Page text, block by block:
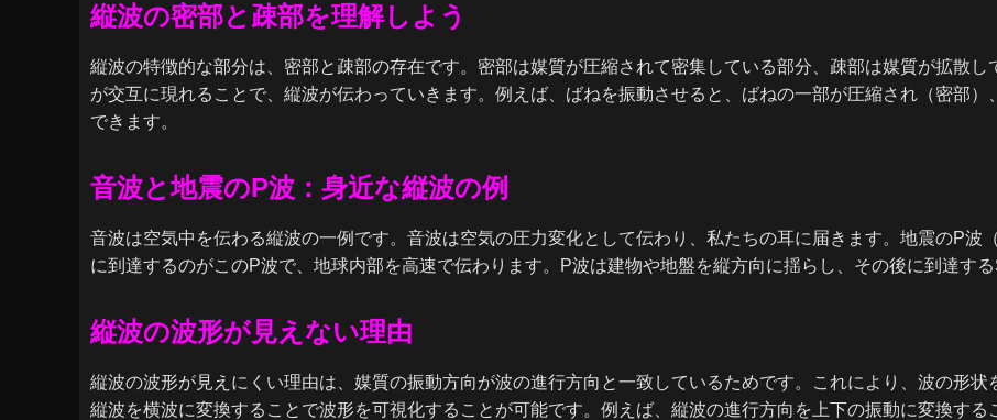
縦波の密部と疎部を理解しよう
縦波の特徴的な部分は、密部と疎部の存在です。密部は媒質が圧縮されて密集している部分、疎部は媒質が拡散
が交互に現れることで、縦波が伝わっていきます。例えば、ばねを振動させると、ばねの一部が圧縮され（密部
できます。
音波と地震のP波：身近な縦波の例
音波は空気中を伝わる縦波の一例です。音波は空気の圧力変化として伝わり、私たちの耳に届きます。地震のP波
に到達するのがこのP波で、地球内部を高速で伝わります。P波は建物や地盤を縦方向に揺らし、その後に到達す
縦波の波形が見えない理由
縦波の波形が見えにくい理由は、媒質の振動方向が波の進行方向と一致しているためです。これにより、波の形状
縦波を横波に変換することで波形を可視化することが可能です。例えば、縦波の進行方向を上下の振動に変換する